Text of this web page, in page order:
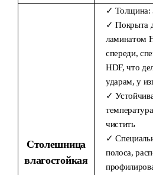
Столешница
влагостойкая
✓ Толщина:
✓ Покрыта
ламинатом
спереди,
HDF, что
ударам, у
✓
чистить
✓
полоса,